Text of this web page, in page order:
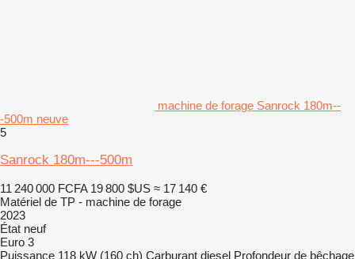
machine de forage Sanrock 180m--
-500m neuve
5
Sanrock 180m---500m
11 240 000 FCFA 19 800 $US ≈ 17 140 €
Matériel de TP - machine de forage
2023
État neuf
Euro 3
Puissance 118 kW (160 ch) Carburant diesel Profondeur de bêchage